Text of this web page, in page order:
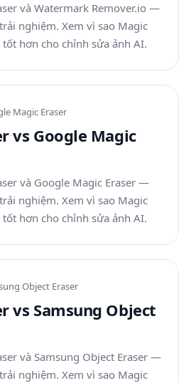
và Watermark Remover.io —
nghiệm. Xem vì sao Magic
tốt hơn cho chỉnh sửa ảnh AI.
Magic Eraser
vs Google Magic
và Google Magic Eraser —
nghiệm. Xem vì sao Magic
tốt hơn cho chỉnh sửa ảnh AI.
Object Eraser
vs Samsung Object
và Samsung Object Eraser —
nghiệm. Xem vì sao Magic